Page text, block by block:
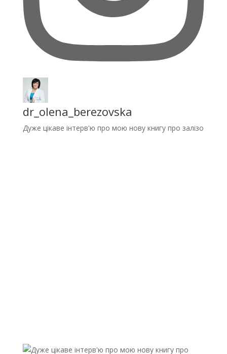
dr_olena_berezovska
Дуже цікаве інтерв'ю про мою нову книгу про залізо